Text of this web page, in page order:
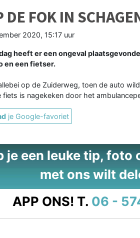
DE FOK IN
2020, 15:17 uur
heeft er een ongeval
en een fietser.
op de Zuiderweg, toen de auto
is nagekeken door het
je Google-favoriet
je een leuke tip, foto
met ons wilt
APP ONS! T. 06 -